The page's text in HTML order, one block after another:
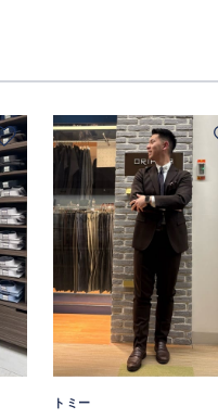
トミー